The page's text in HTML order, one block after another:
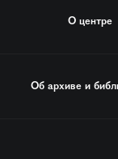
О центре
Об архиве и